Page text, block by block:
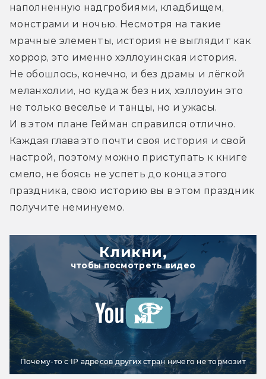
наполненную надгробиями, кладбищем,
монстрами и ночью. Несмотря на такие
мрачные элементы, история не выглядит как
хоррор, это именно хэллоуинская история.
Не обошлось, конечно, и без драмы и лёгкой
меланхолии, но куда ж без них, хэллоуин это
не только веселье и танцы, но и ужасы.
И в этом плане Гейман справился отлично.
Каждая глава это почти своя история и свой
настрой, поэтому можно приступать к книге
смело, не боясь не успеть до конца этого
праздника, свою историю вы в этом праздник
получите неминуемо.
Кликни,
чтобы посмотреть видео
Почему-то с IP адресов других стран ничего не тормозит